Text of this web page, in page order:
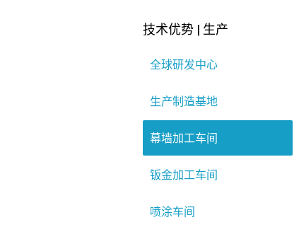
技术优势 | 生产
全球研发中心
生产制造基地
幕墙加工车间
钣金加工车间
喷涂车间